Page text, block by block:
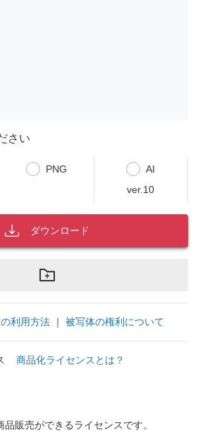
さい
PNG
AI
ver.10
ダウンロード
利用方法 ｜ 被写体の権利について
商品化ライセンスとは？
販売ができるライセンスです。